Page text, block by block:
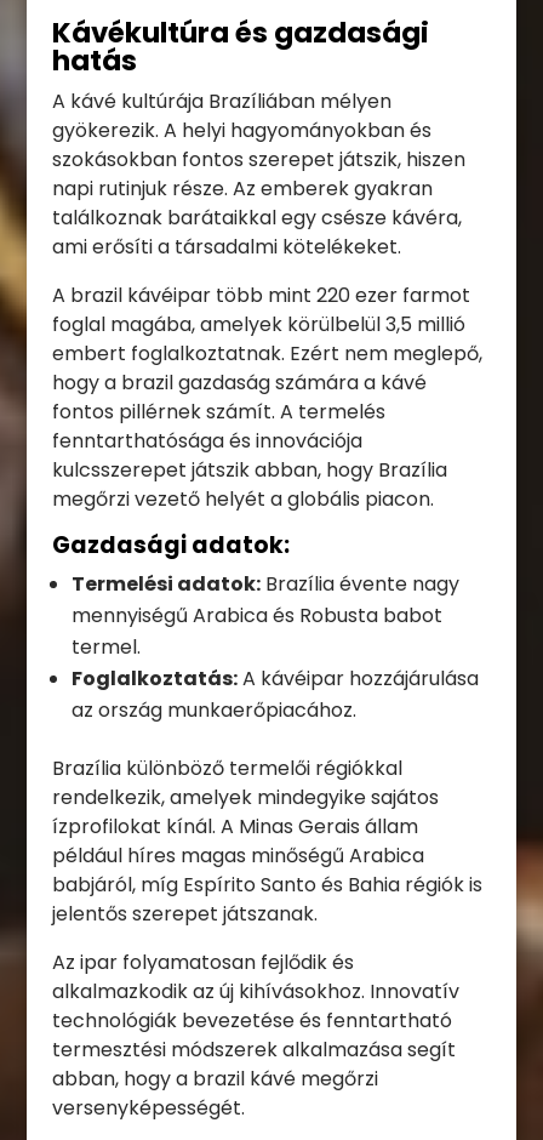
Kávékultúra és gazdasági
hatás
A kávé kultúrája Brazíliában mélyen
gyökerezik. A helyi hagyományokban és
szokásokban fontos szerepet játszik, hiszen
napi rutinjuk része. Az emberek gyakran
találkoznak barátaikkal egy csésze kávéra,
ami erősíti a társadalmi kötelékeket.
A brazil kávéipar több mint 220 ezer farmot
foglal magába, amelyek körülbelül 3,5 millió
embert foglalkoztatnak. Ezért nem meglepő,
hogy a brazil gazdaság számára a kávé
fontos pillérnek számít. A termelés
fenntarthatósága és innovációja
kulcsszerepet játszik abban, hogy Brazília
megőrzi vezető helyét a globális piacon.
Gazdasági adatok:
Termelési adatok:Brazília évente nagy
mennyiségű Arabica és Robusta babot
termel.
Foglalkoztatás:A kávéipar hozzájárulása
az ország munkaerőpiacához.
Brazília különböző termelői régiókkal
rendelkezik, amelyek mindegyike sajátos
ízprofilokat kínál. A Minas Gerais állam
például híres magas minőségű Arabica
babjáról, míg Espírito Santo és Bahia régiók is
jelentős szerepet játszanak.
Az ipar folyamatosan fejlődik és
alkalmazkodik az új kihívásokhoz. Innovatív
technológiák bevezetése és fenntartható
termesztési módszerek alkalmazása segít
abban, hogy a brazil kávé megőrzi
versenyképességét.